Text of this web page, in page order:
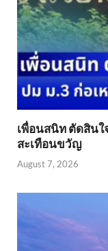
เพื่อนสนิท ตัดสินใ
สะเทือนขวัญ
August 7, 2026